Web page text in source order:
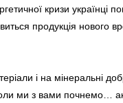
кризи українці
продукція нового
і на мінеральні
Коли ми з вами почнемо…